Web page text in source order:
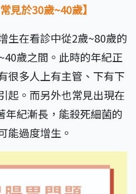
見於30歲~40歲】
生在看診中從2歲~80歲的
歲之間。此時的年紀正
很多人上有主管、下有下
起。而另外也常見出現在
年紀漸長，能殺死細菌的
能過度增生。